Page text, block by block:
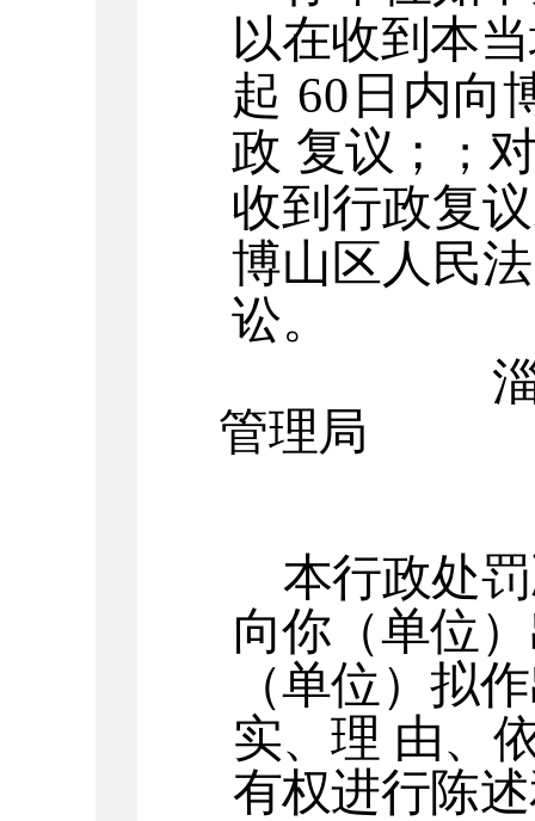
以在收到本
起 60日 内向
政 复议； ；
收到行政复
博山区 人民
讼。
管理局
本行政处
向你（单位
（单位）拟
实、理 由、
有权进行陈